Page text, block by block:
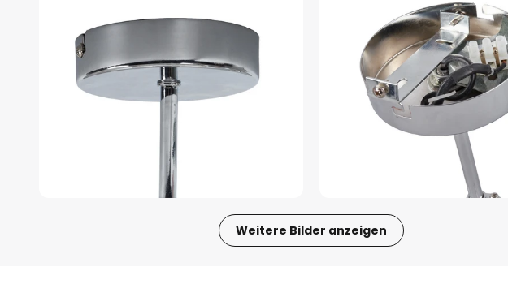
Weitere Bilder anzeigen